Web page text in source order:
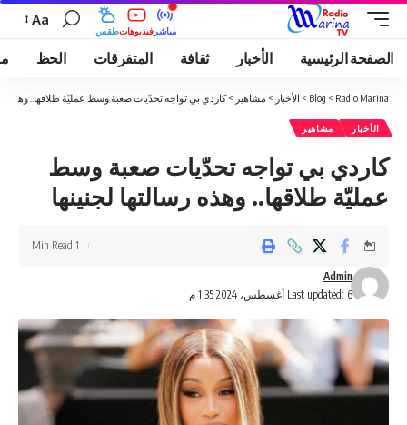
طقسفيديوهات مباشر
Aa
الصفحة الرئيسية الأخبار ثقافة المتفرقات الحظ
Radio Marina
>
Blog
> الأخبار > مشاهير > كاردي بي تواجه تحدّيات صعبة وسط عمليّة طلاقها.. وهذه
الأخبار مشاهير
كاردي بي تواجه تحدّيات صعبة وسط
عمليّة طلاقها.. وهذه رسالتها لجنينها
Last updated: 6 أغسطس، 2024 1:35 م
Admin
1 Min Read